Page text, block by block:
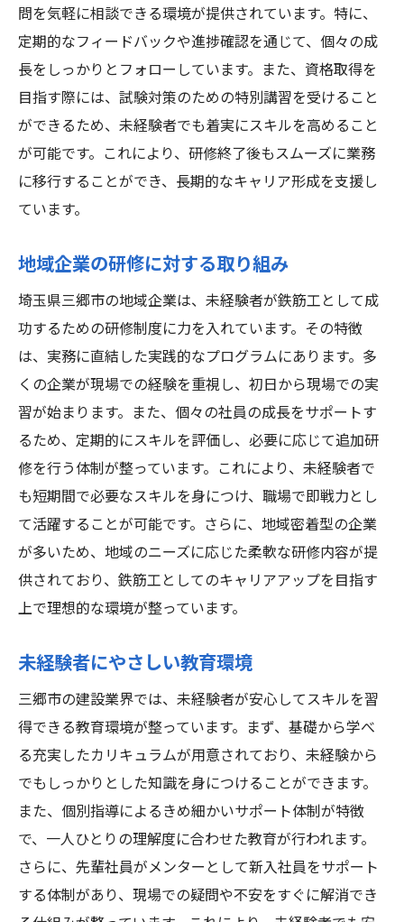
問を気軽に相談できる環境が提供されています。特に、
定期的なフィードバックや進捗確認を通じて、個々の成
長をしっかりとフォローしています。また、資格取得を
目指す際には、試験対策のための特別講習を受けること
ができるため、未経験者でも着実にスキルを高めること
が可能です。これにより、研修終了後もスムーズに業務
に移行することができ、長期的なキャリア形成を支援し
ています。
地域企業の研修に対する取り組み
埼玉県三郷市の地域企業は、未経験者が鉄筋工として成
功するための研修制度に力を入れています。その特徴
は、実務に直結した実践的なプログラムにあります。多
くの企業が現場での経験を重視し、初日から現場での実
習が始まります。また、個々の社員の成長をサポートす
るため、定期的にスキルを評価し、必要に応じて追加研
修を行う体制が整っています。これにより、未経験者で
も短期間で必要なスキルを身につけ、職場で即戦力とし
て活躍することが可能です。さらに、地域密着型の企業
が多いため、地域のニーズに応じた柔軟な研修内容が提
供されており、鉄筋工としてのキャリアアップを目指す
上で理想的な環境が整っています。
未経験者にやさしい教育環境
三郷市の建設業界では、未経験者が安心してスキルを習
得できる教育環境が整っています。まず、基礎から学べ
る充実したカリキュラムが用意されており、未経験から
でもしっかりとした知識を身につけることができます。
また、個別指導によるきめ細かいサポート体制が特徴
で、一人ひとりの理解度に合わせた教育が行われます。
さらに、先輩社員がメンターとして新入社員をサポート
する体制があり、現場での疑問や不安をすぐに解消でき